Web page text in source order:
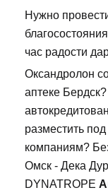
Нужно
час радости
Оксандролон
аптеке
разместить
компаниям?
Омск - Дека
DYNATROPE